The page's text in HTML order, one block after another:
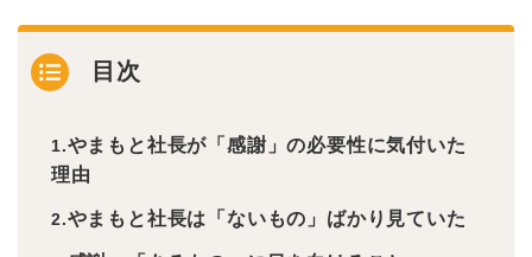
目次
やまもと社長が「感謝」の必要性に気付いた
理由
やまもと社長は「ないもの」ばかり見ていた